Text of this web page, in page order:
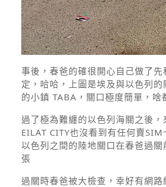
事後，春爸的確很開心自己做了
定，哈哈，上圖是埃及與以色列
的小鎮 TABA，關口極度簡單，啥
過了極為難纏的以色列海關之後，
EILAT CITY也沒看到有任何賣
以色列之間的陸地關口在春爸過關
張
過關時春爸被大檢查，幸好有網